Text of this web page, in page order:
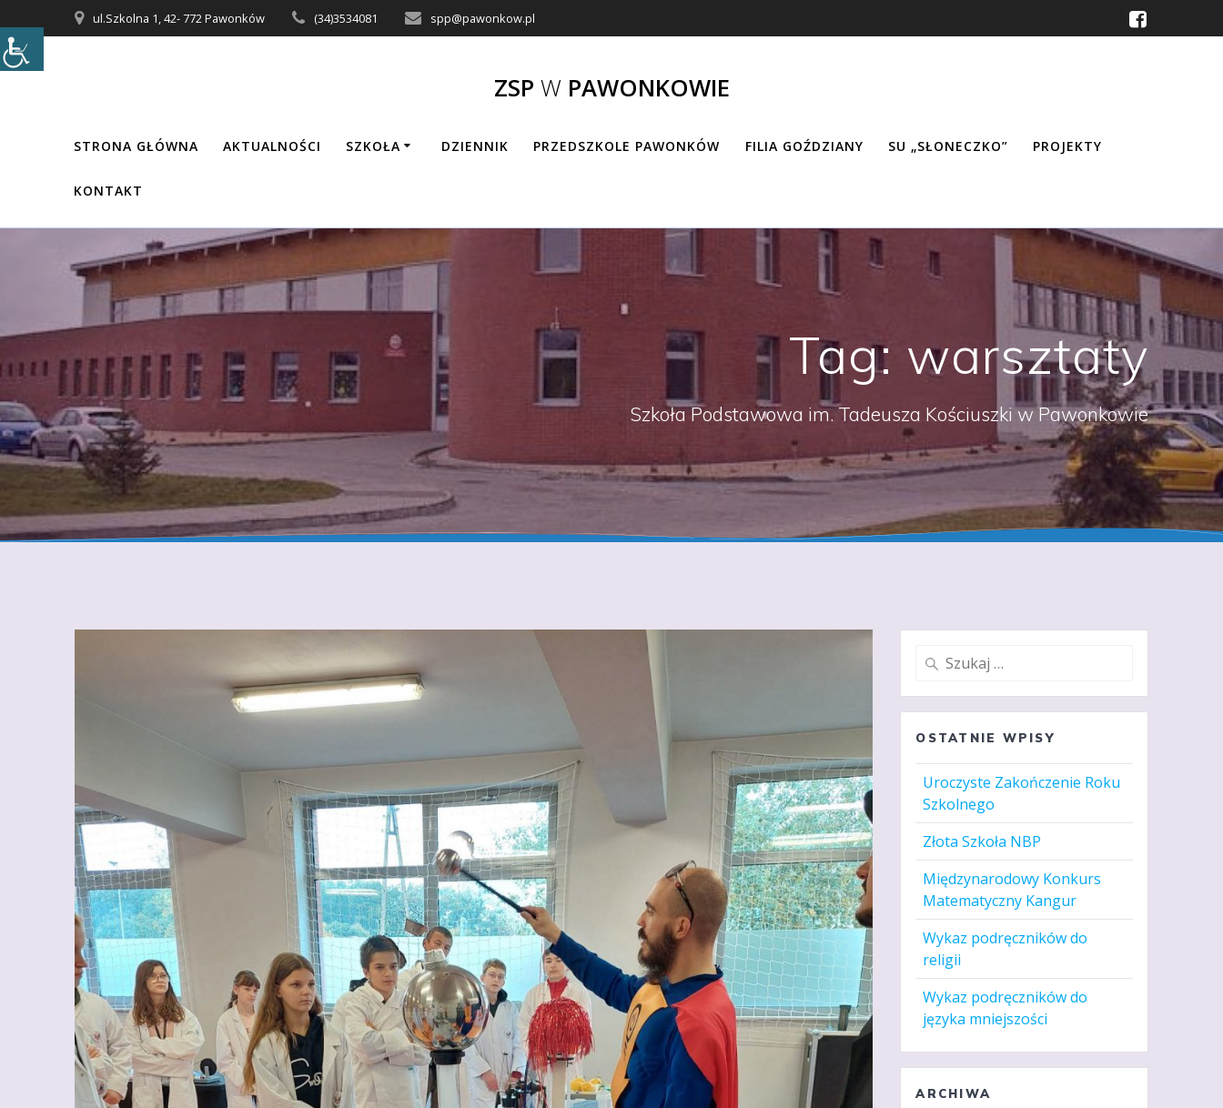
do
treści
ul.Szkolna 1, 42- 772 Pawonków (34)3534081 spp@pawonkow.pl
ZSP W PAWONKOWIE
STRONA GŁÓWNA AKTUALNOŚCI SZKOŁA DZIENNIK PRZEDSZKOLE PAWONKÓW FILIA GOŹDZIANY SU „SŁONECZKO” PROJEKTY
KONTAKT
Tag: warsztaty
Szkoła Podstawowa im. Tadeusza Kościuszki w Pawonkowie
Szukaj:
OSTATNIE WPISY
Uroczyste Zakończenie Roku
Szkolnego
Złota Szkoła NBP
Międzynarodowy Konkurs
Matematyczny Kangur
Wykaz podręczników do
religii
Wykaz podręczników do
języka mniejszości
ARCHIWA